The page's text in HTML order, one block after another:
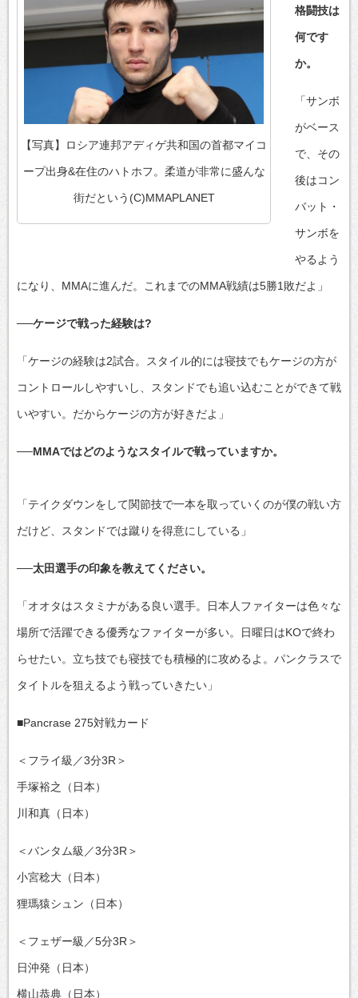
【写真】ロシア連邦アディゲ共和国の首都マイコ
ープ出身&在住のハトホフ。柔道が非常に盛んな
街だという(C)MMAPLANET
格闘技は
何です
か。
「サンボ
がベース
で、その
後はコン
バット・
サンボを
やるよう
になり、MMAに進んだ。これまでのMMA戦績は5勝1敗だよ」
──ケージで戦った経験は?
「ケージの経験は2試合。スタイル的には寝技でもケージの方が
コントロールしやすいし、スタンドでも追い込むことができて戦
いやすい。だからケージの方が好きだよ」
──MMAではどのようなスタイルで戦っていますか。
「テイクダウンをして関節技で一本を取っていくのが僕の戦い方
だけど、スタンドでは蹴りを得意にしている」
──太田選手の印象を教えてください。
「オオタはスタミナがある良い選手。日本人ファイターは色々な
場所で活躍できる優秀なファイターが多い。日曜日はKOで終わ
らせたい。立ち技でも寝技でも積極的に攻めるよ。パンクラスで
タイトルを狙えるよう戦っていきたい」
■Pancrase 275対戦カード
＜フライ級／3分3R＞
手塚裕之（日本）
川和真（日本）
＜バンタム級／3分3R＞
小宮稔大（日本）
狸瑪猿シュン（日本）
＜フェザー級／5分3R＞
日沖発（日本）
横山恭典（日本）